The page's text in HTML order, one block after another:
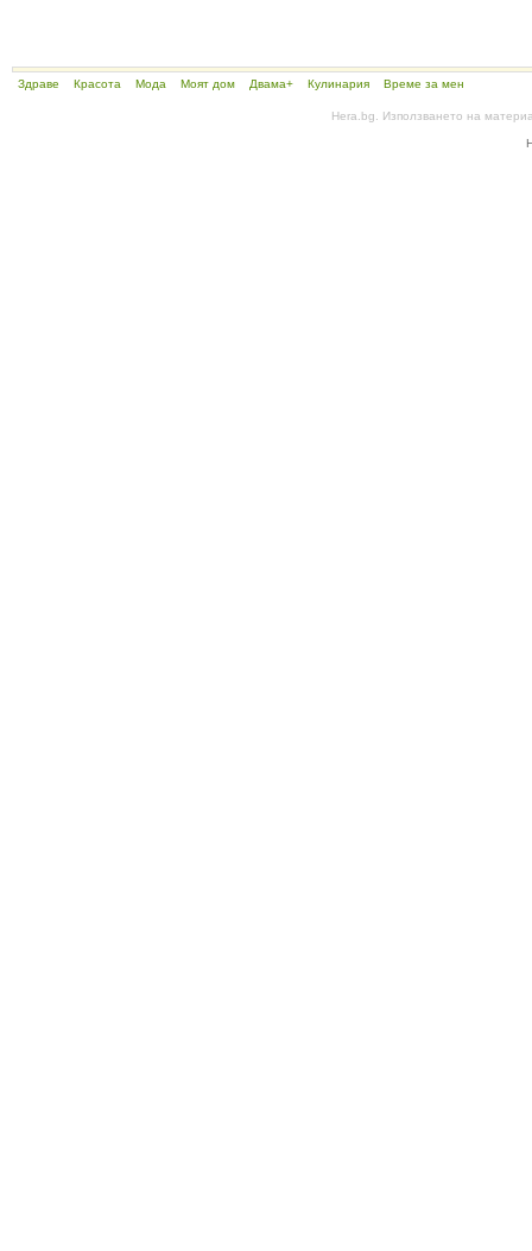
Здраве Красота Мода Моят дом Двама+ Кулинария Време за мен
Hera.bg. Използването на